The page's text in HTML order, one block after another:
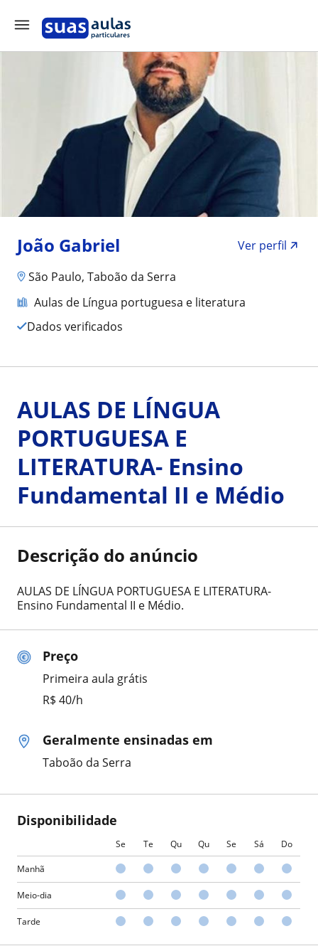
João Gabriel
Ver perfil
São Paulo, Taboão da Serra
Aulas de Língua portuguesa e literatura
Dados verificados
Preço
Primeira aula grátis
R$ 40/h
Geralmente ensinadas em
Taboão da Serra
Disponibilidade
Se Te Qu Qu Se Sá Do
Manhã
Meio-dia
Tarde
AULAS DE LÍNGUA
PORTUGUESA E
LITERATURA- Ensino
Fundamental II e Médio
Descrição do anúncio
AULAS DE LÍNGUA PORTUGUESA E LITERATURA-
Ensino Fundamental II e Médio.